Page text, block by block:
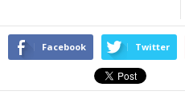
Facebook Twitter